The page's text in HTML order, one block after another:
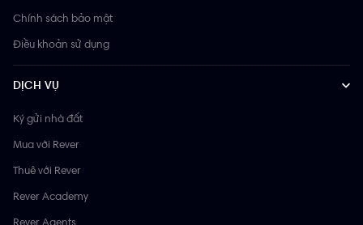
Chính sách bảo mật
Điều khoản sử dụng
DỊCH VỤ
Ký gửi nhà đất
Mua với Rever
Thuê với Rever
Rever Academy
Rever Agents